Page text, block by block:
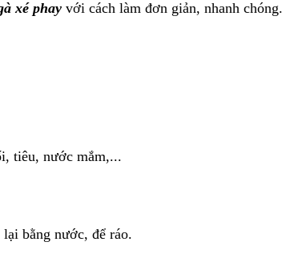
xé phay với cách làm đơn giản, nhanh chóng.
tiêu, nước mắm,...
bằng nước, để ráo.